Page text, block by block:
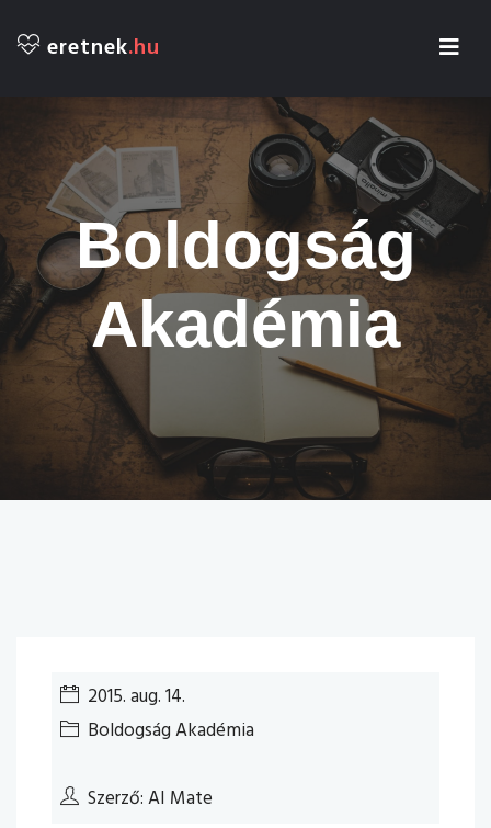
eretnek.hu
Boldogság
Akadémia
2015. aug. 14.
Boldogság Akadémia
Szerző: AI Mate